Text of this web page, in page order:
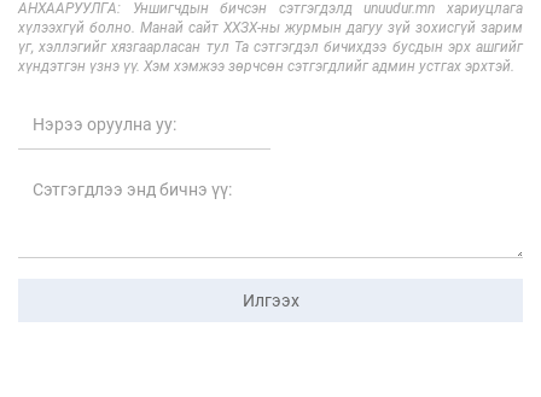
АНХААРУУЛГА: Уншигчдын бичсэн сэтгэгдэлд unuudur.mn хариуцлага
хүлээхгүй болно. Манай сайт ХХЗХ-ны журмын дагуу зүй зохисгүй зарим
үг, хэллэгийг хязгаарласан тул Та сэтгэгдэл бичихдээ бусдын эрх ашгийг
хүндэтгэн үзнэ үү. Хэм хэмжээ зөрчсөн сэтгэгдлийг админ устгах эрхтэй.
Илгээх